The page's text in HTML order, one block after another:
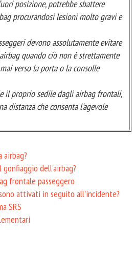
posizione, potrebbe sbattere
procurandosi lesioni molto gravi e
devono assolutamente evitare
quando ciò non è strettamente
verso la porta o la consolle
il proprio sedile dagli airbag frontali,
distanza che consenta l'agevole
airbag?
gonfiaggio dell'airbag?
frontale passeggero
attivati in seguito all'incidente?
SRS